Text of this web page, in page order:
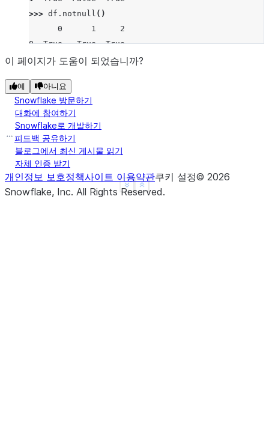
>>> df . notnull ()
      0      1     2
0  True   True  True
1  True  False  True
Show less
See more
이 페이지가 도움이 되었습니까?
예 아니요
Snowflake 방문하기
대화에 참여하기
Snowflake로 개발하기
피드백 공유하기
블로그에서 최신 게시물 읽기
자체 인증 받기
개인정보 보호정책사이트 이용약관쿠키 설정© 2026
Snowflake, Inc. All Rights Reserved.